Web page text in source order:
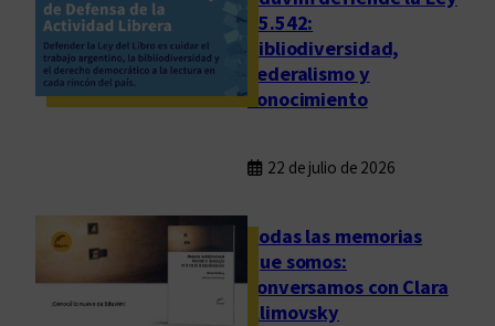
a
”
a
V
a
25.542:
bibliodiversidad,
federalismo y
conocimiento
22 de julio de 2026
Todas las memorias
que somos:
conversamos con Clara
Klimovsky